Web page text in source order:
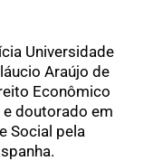
Universidade
Araújo de
Econômico
doutorado em
Social pela